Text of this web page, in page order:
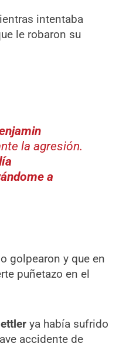
intentaba
le robaron su
la agresión.
a
golpearon y que en
puñetazo en el
ya había sufrido
accidente de